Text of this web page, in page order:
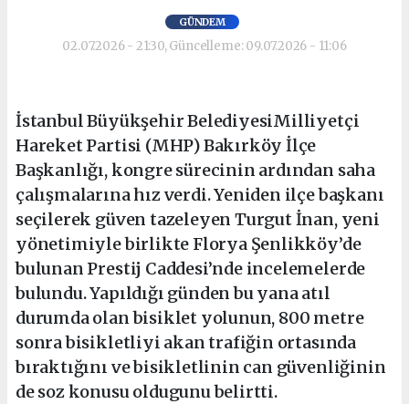
GÜNDEM
02.07.2026 - 21:30, Güncelleme: 09.07.2026 - 11:06
İstanbul Büyükşehir BelediyesiMilliyetçi
Hareket Partisi (MHP) Bakırköy İlçe
Başkanlığı, kongre sürecinin ardından saha
çalışmalarına hız verdi. Yeniden ilçe başkanı
seçilerek güven tazeleyen Turgut İnan, yeni
yönetimiyle birlikte Florya Şenlikköy’de
bulunan Prestij Caddesi’nde incelemelerde
bulundu. Yapıldığı günden bu yana atıl
durumda olan bisiklet yolunun, 800 metre
sonra bisikletliyi akan trafiğin ortasında
bıraktığını ve bisikletlinin can güvenliğinin
de soz konusu oldugunu belirtti.